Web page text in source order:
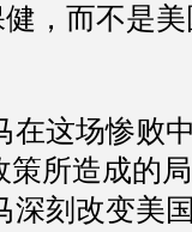
，而不是
在这场惨败
策所造成的
深刻改变美